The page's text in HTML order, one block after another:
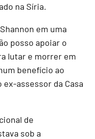
na Síria.
em uma
posso apoiar o
lutar e morrer em
benefício ao
assessor da Casa
de
sob a